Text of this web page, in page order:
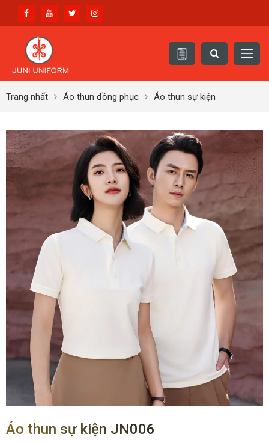
Trang nhất Áo thun đồng phục Áo thun sự kiện
Áo thun sự kiện JN006